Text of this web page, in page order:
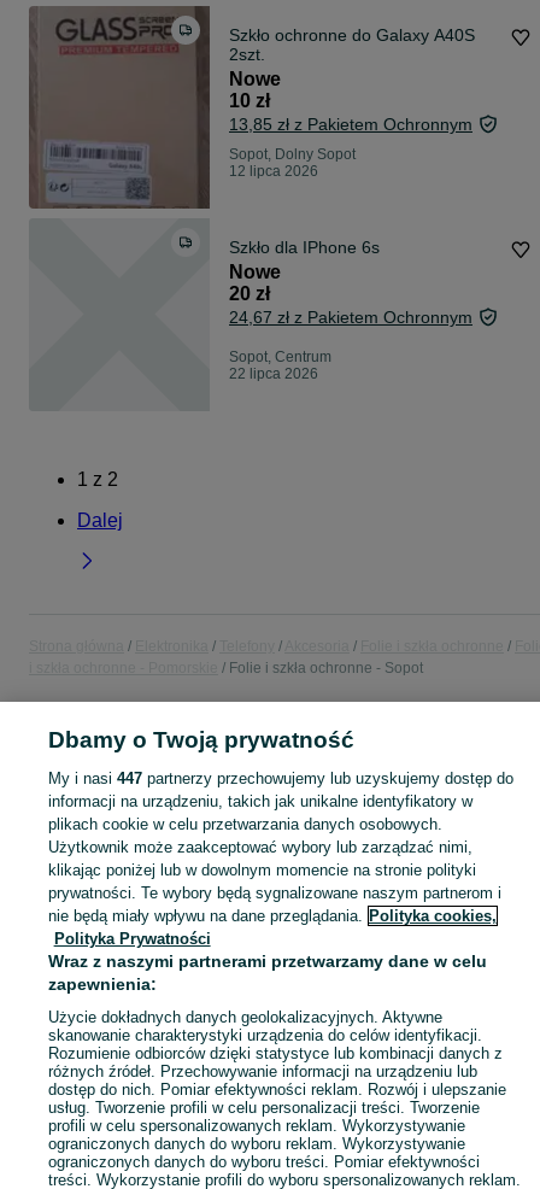
Szkło ochronne do Galaxy A40S
2szt.
Nowe
10 zł
13,85 zł z Pakietem Ochronnym
Sopot, Dolny Sopot
12 lipca 2026
Szkło dla IPhone 6s
Nowe
20 zł
24,67 zł z Pakietem Ochronnym
Sopot, Centrum
22 lipca 2026
1 z 2
Dalej
Folie i szkła ochronne - Sopot
POLSKA » POMORSKIE » SOPOT
KATEGORIA
Sprzedaż szkła hartowanego i folii ochronnych do różnych modeli Sopot ▶️ szeroki wybór w najlepszych cenach ✌ Kupuj i sprzedawaj na OLX.pl! Zobacz
Mapa kategorii
Mapa miejscowości
Mapa ministron
Popularne wyszukiwania
Dbamy o Twoją prywatność
My i nasi 447partnerzy przechowujemy lub uzyskujemy dostęp do
informacji na urządzeniu, takich jak unikalne identyfikatory w
plikach cookie w celu przetwarzania danych osobowych.
Użytkownik może zaakceptować wybory lub zarządzać nimi,
klikając poniżej lub w dowolnym momencie na stronie polityki
prywatności. Te wybory będą sygnalizowane naszym partnerom i
nie będą miały wpływu na dane przeglądania. Polityka cookies,
Polityka Prywatności
Wraz z naszymi partnerami przetwarzamy dane w celu
zapewnienia:
Użycie dokładnych danych geolokalizacyjnych. Aktywne
skanowanie charakterystyki urządzenia do celów identyfikacji.
Rozumienie odbiorców dzięki statystyce lub kombinacji danych z
różnych źródeł. Przechowywanie informacji na urządzeniu lub
dostęp do nich. Pomiar efektywności reklam. Rozwój i ulepszanie
usług. Tworzenie profili w celu personalizacji treści. Tworzenie
profili w celu spersonalizowanych reklam. Wykorzystywanie
ograniczonych danych do wyboru reklam. Wykorzystywanie
ograniczonych danych do wyboru treści. Pomiar efektywności
treści. Wykorzystanie profili do wyboru spersonalizowanych reklam.